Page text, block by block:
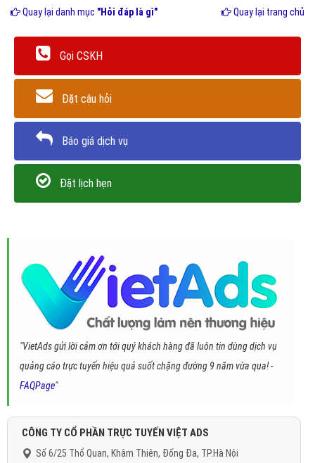
Quay lại danh mục "Hỏi đáp là gì" Quay lại trang chủ
Gọi CSKH
Đặt câu hỏi
Báo giá dịch vụ
Đặt lịch hẹn
"VietAds gửi lời cảm ơn tới quý khách hàng đã luôn tin dùng dịch vụ
quảng cáo trực tuyến hiệu quả suốt chặng đường 9 năm vừa qua! -
FAQPage"
CÔNG TY CỔ PHẦN TRỰC TUYẾN VIỆT ADS
Số 6/25 Thổ Quan, Khâm Thiên, Đống Đa, TP.Hà Nội